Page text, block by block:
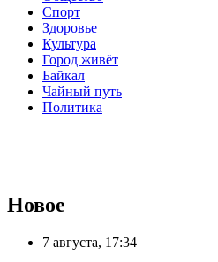
Cпорт
Здоровье
Культура
Город живёт
Байкал
Чайный путь
Политика
Новое
7 августа, 17:34